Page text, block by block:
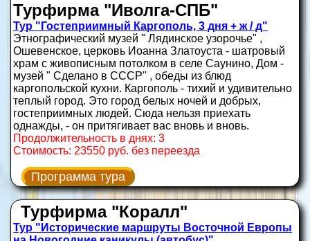
Турфирма "Иволга-СПБ"
Тур "Гостеприимный Каргополь, 3 дня + ж / д"
Этнографический музей " Лядинское узорочье" ,
Ошевенское, церковь Иоанна Златоуста - шатровый
храм с живописным потолком в селе Саунино, Дом -
музей " Сделано в СССР" , обеды из блюд
каргопольской кухни. Каргополь - тихий и удивительно
теплый город. Это город белых ночей и добрых,
гостеприимных людей. Сюда нельзя приехать
однажды, - он притягивает вас вновь и вновь.
Продолжительность в днях: 3
Стоимость: 23550 руб. без переезда
Программа тура
Турфирма "Коралл"
Тур "Исторические маршруты Восточной Европы